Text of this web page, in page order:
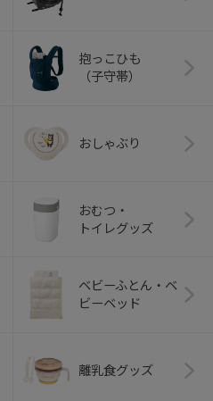
抱っこひも
（子守帯）
おしゃぶり
おむつ・
トイレグッズ
ベビーふとん・ベ
ビーベッド
離乳食グッズ